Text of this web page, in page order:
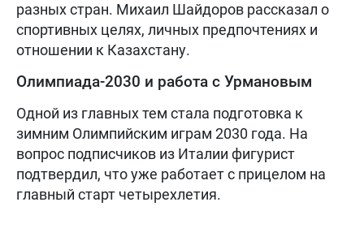
разных стран. Михаил Шайдоров рассказал о
спортивных целях, личных предпочтениях и
отношении к Казахстану.
Олимпиада-2030 и работа с Урмановым
Одной из главных тем стала подготовка к
зимним Олимпийским играм 2030 года. На
вопрос подписчиков из Италии фигурист
подтвердил, что уже работает с прицелом на
главный старт четырехлетия.